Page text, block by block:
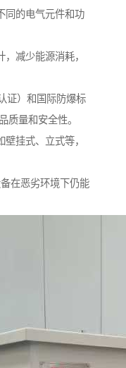
同的电气元件和功
减少能源消耗，
证）和国际防爆标
质量和安全性。
挂式、立式等，
在恶劣环境下仍能